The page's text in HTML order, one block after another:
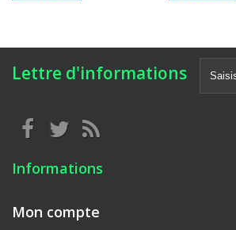
Lettre d'informations
Informations
Mon compte